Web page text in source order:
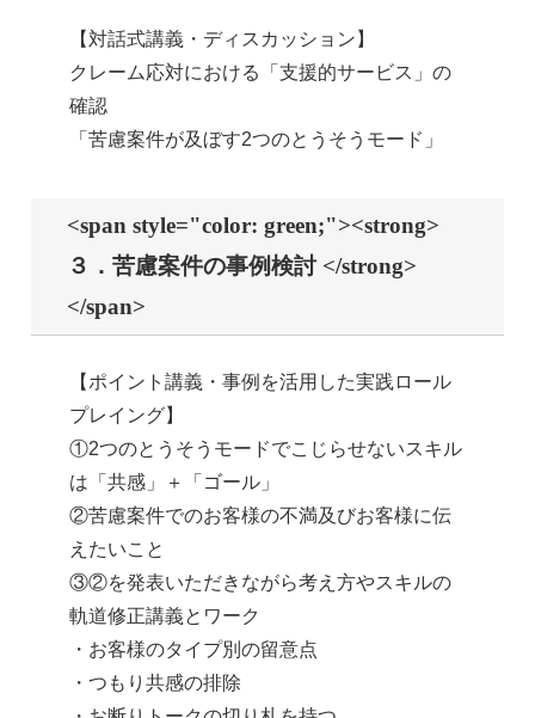
【対話式講義・ディスカッション】
クレーム応対における「支援的サービス」の
確認
「苦慮案件が及ぼす2つのとうそうモード」
<span style="color: green;"><strong>
３．苦慮案件の事例検討 </strong>
</span>
【ポイント講義・事例を活用した実践ロール
プレイング】
①2つのとうそうモードでこじらせないスキル
は「共感」＋「ゴール」
②苦慮案件でのお客様の不満及びお客様に伝
えたいこと
③②を発表いただきながら考え方やスキルの
軌道修正講義とワーク
・お客様のタイプ別の留意点
・つもり共感の排除